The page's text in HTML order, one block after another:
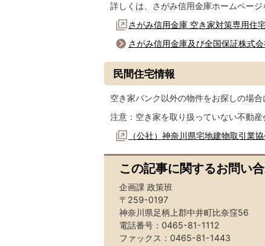
詳しくは、さがみ信用金庫ホームページ
さがみ信用金庫 空き家対策専用住
さがみ信用金庫及び全国保証株式
民間住宅情報
空き家バンク以外の物件をお探しの場
注意：空き家を取り扱っていない不動
（公社）神奈川県宅地建物取引業
この記事に関するお問い
企画課 政策班
〒259-0197
神奈川県足柄上郡中井町比奈窪56
電話番号：0465-81-1112
ファックス：0465-81-1443